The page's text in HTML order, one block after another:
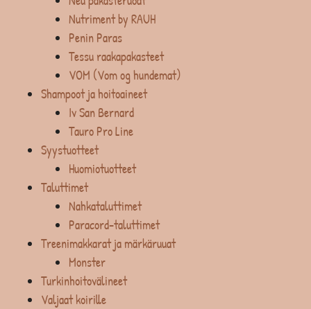
Nutriment by RAUH
Penin Paras
Tessu raakapakasteet
VOM (Vom og hundemat)
Shampoot ja hoitoaineet
Iv San Bernard
Tauro Pro Line
Syystuotteet
Huomiotuotteet
Taluttimet
Nahkataluttimet
Paracord-taluttimet
Treenimakkarat ja märkäruuat
Monster
Turkinhoitovälineet
Valjaat koirille